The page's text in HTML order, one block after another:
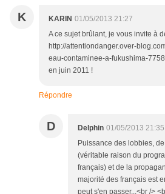
K KARIN 01/05/2013 21:27
A ce sujet brûlant, je vous invite à
http://attentiondanger.over-
eau-contaminee-a-fukushima-
en juin 2011 !
Répondre
D Delphin 01/05/2013 21:35
Puissance des lobbies,
(véritable raison du
français) et de la
majorité des français est
peut s'en passer...<br />